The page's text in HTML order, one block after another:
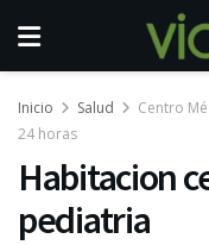
Inicio Salud
Centro
24 horas
Habitacion
pediatria